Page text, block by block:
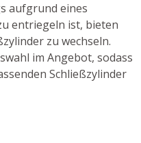
aufgrund eines
entriegeln ist, bieten
zu wechseln.
im Angebot, sodass
Schließzylinder